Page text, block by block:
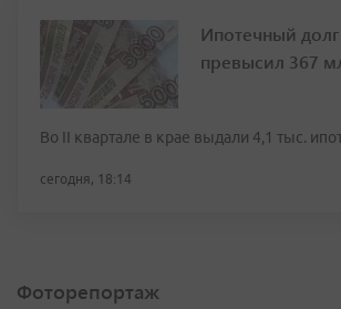
Ипотечный
превысил 367
Во II квартале в крае выдали 4,1 тыс.
сегодня, 18:14
Фоторепортаж